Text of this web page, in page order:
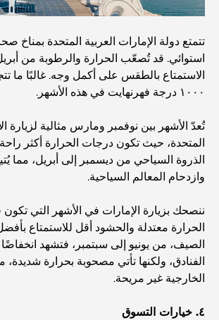
فاخرة على شاطئ البحر
أفضل البنوك في دبي للمقيمين الأجانب:
أفضل مطاعم شرائح اللحم في دبي: دليل
دليل صالات الرياضة في داماك هيلز: أفضل
البدنية في المنطقة المحيطة
تتمتع دولة الإمارات العربية المتحدة بمناخ
استوائي. قد تُصعّب الحرارة والرطوبة من
الاستمتاع بالطقس على أكمل وجه. غالبًا ما
١٠٠٠ درجة فهرنهايت في هذه الأشهر.
تُعدّ الأشهر بين نوفمبر ومارس مثالية لزيارة
المتحدة، حيث تكون درجات الحرارة أكثر
الذروة السياحي من ديسمبر إلى أبريل، مما
وازدحام المعالم السياحية.
ننصحك بزيارة الإمارات في الأشهر التي
الحرارة معتدلة والحشود أقل للاستمتاع
الصيف، من يونيو إلى سبتمبر، فتشهد
الفنادق، ولكنها تأتي مصحوبة بحرارة
الخارجية غير مريحة.
٤. خيارات التسوق